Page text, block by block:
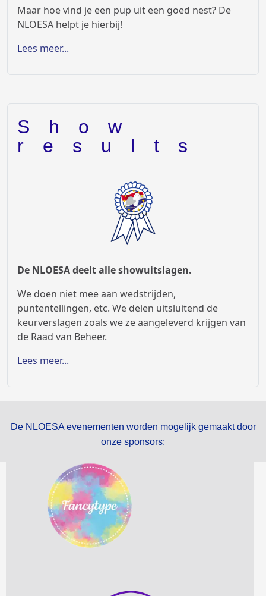
Maar hoe vind je een pup uit een goed nest? De
NLOESA helpt je hierbij!
Lees meer...
Show
results
De NLOESA deelt alle showuitslagen.
We doen niet mee aan wedstrijden,
puntentellingen, etc. We delen uitsluitend de
keurverslagen zoals we ze aangeleverd krijgen van
de Raad van Beheer.
Lees meer...
De NLOESA evenementen worden mogelijk gemaakt door
onze sponsors: